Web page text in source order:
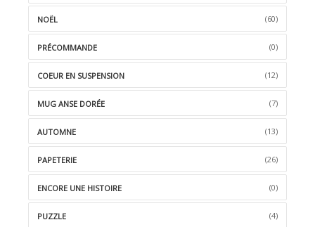
NOËL (60)
PRÉCOMMANDE (0)
COEUR EN SUSPENSION (12)
MUG ANSE DORÉE (7)
AUTOMNE (13)
PAPETERIE (26)
ENCORE UNE HISTOIRE (0)
PUZZLE (4)